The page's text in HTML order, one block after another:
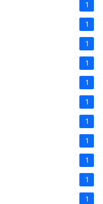
1
1
1
1
1
1
1
1
1
1
1